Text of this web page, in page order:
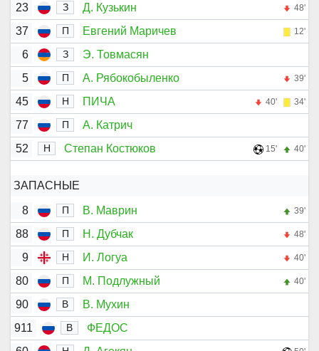
23 З Д. Кузькин 48'
37 П Евгений Маричев 12'
6 З
Э. Товмасян
5
П А. Рябокобыленко 39'
45 Н ПИЧА 40' 34'
77 П
А. Катрич
52
Н Степан Костюков 15' 40'
ЗАПАСНЫЕ
8 П В. Маврин 39'
88 П Н. Дубчак 48'
9 Н И. Логуа 40'
80 П М. Подлужный 40'
90 В
В. Мухин
911
В
ФЕДОС